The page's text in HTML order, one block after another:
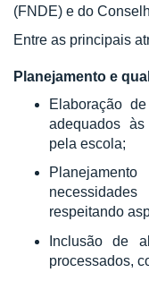
(FNDE) e do
Entre as principais
Planejamento e
Elaboração
adequados
pela escola;
respeitando
Inclusão de
processados,